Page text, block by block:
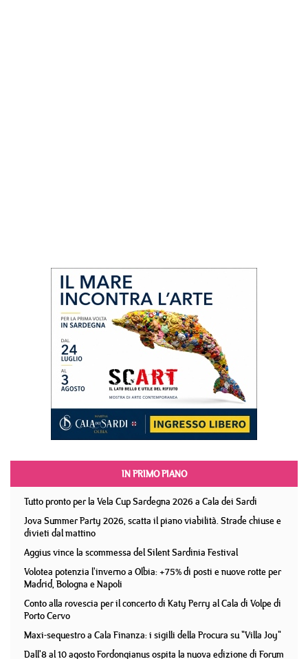
IN PRIMO PIANO
Tutto pronto per la Vela Cup Sardegna 2026 a Cala dei Sardi
Jova Summer Party 2026, scatta il piano viabilità. Strade chiuse e
divieti dal mattino
Aggius vince la scommessa del Silent Sardinia Festival
Volotea potenzia l'inverno a Olbia: +75% di posti e nuove rotte per
Madrid, Bologna e Napoli
Conto alla rovescia per il concerto di Katy Perry al Cala di Volpe di
Porto Cervo
Maxi-sequestro a Cala Finanza: i sigilli della Procura su "Villa Joy"
Dall'8 al 10 agosto Fordongianus ospita la nuova edizione di Forum